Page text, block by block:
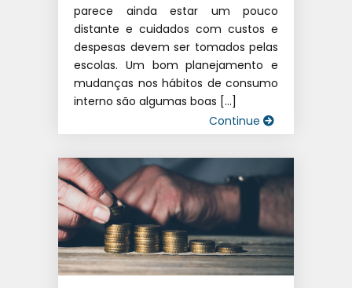
parece ainda estar um pouco
distante e cuidados com custos e
despesas devem ser tomados pelas
escolas. Um bom planejamento e
mudanças nos hábitos de consumo
interno são algumas boas […]
Continue